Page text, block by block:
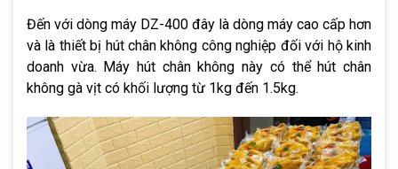
Đến với dòng máy DZ-400 đây là dòng máy cao cấp hơn
và là thiết bị hút chân không công nghiệp đối với hộ kinh
doanh vừa. Máy hút chân không này có thể hút chân
không gà vịt có khối lượng từ 1kg đến 1.5kg.